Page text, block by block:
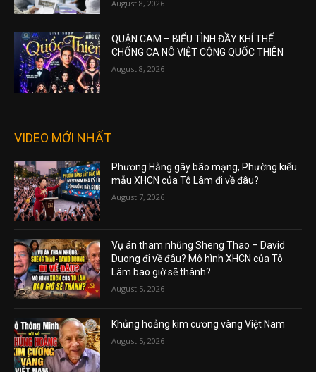
August 8, 2026
QUẬN CAM – BIỂU TÌNH ĐẦY KHÍ THẾ
CHỐNG CA NÔ VIỆT CỘNG QUỐC THIÊN
August 8, 2026
VIDEO MỚI NHẤT
Phương Hằng gây bão mạng, Phường kiểu
mẫu XHCN của Tô Lâm đi về đâu?
August 7, 2026
Vụ án tham nhũng Sheng Thao – David
Duong đi về đâu? Mô hình XHCN của Tô
Lâm bao giờ sẽ thành?
August 5, 2026
Khủng hoảng kim cương vàng Việt Nam
August 5, 2026